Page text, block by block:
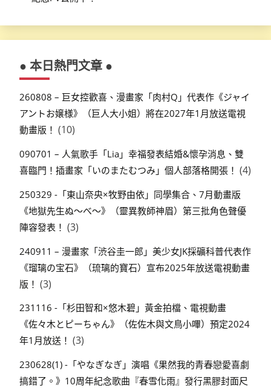
● 本日熱門文章 ●
260808 – 巨女控歡喜、漫畫家「肉村Q」代表作《ジャイ
アントお嬢様》（巨人大小姐）將在2027年1月放送電視
動畫版！ (10)
090701 – 人氣歌手「Lia」幸福發表結婚&懷孕消息、雙
喜臨門！插畫家「いのまたむつみ」個人部落格開張！ (4)
250329 -「東山奈央×牧野由依」同學集合、7月動畫版
《地獄先生ぬ～べ～》（靈異教師神眉）第三批角色聲優
陣容發表！ (3)
240911 – 漫畫家「渋谷圭一郎」美少女JK採礦科普代表作
《瑠璃の宝石》（琉璃的寶石）宣布2025年放送電視動畫
版！ (3)
231116 -「杉田智和×悠木碧」黃金拍檔、電視動畫
《佐々木とピーちゃん》（佐佐木與文鳥小嗶）預定2024
年1月放送！ (3)
230628(1) -「やなぎなぎ」演唱《果然我的青春戀愛喜劇
搞錯了。》10周年紀念歌曲『春雪化雨』發行黑膠封面尺